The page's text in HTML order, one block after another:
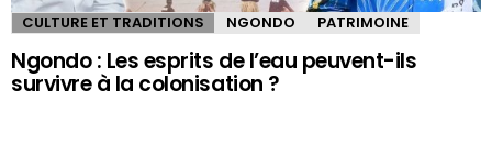
CULTURE ET TRADITIONS NGONDO PATRIMOINE
Ngondo : Les esprits de l’eau peuvent-ils
survivre à la colonisation ?